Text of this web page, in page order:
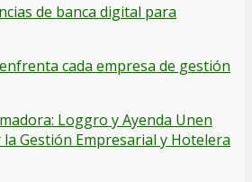
de banca digital para
cada empresa de gestión
Loggro y Ayenda Unen
Gestión Empresarial y Hotelera